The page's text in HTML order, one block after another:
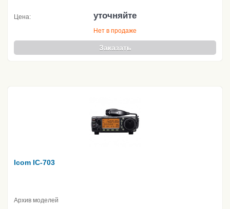
Цена: уточняйте
Нет в продаже
Заказать
Icom IC-703
Архив моделей